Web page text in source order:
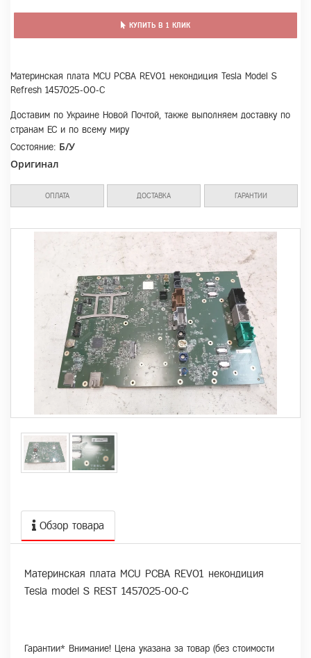
КУПИТЬ В 1 КЛИК
Материнская плата MCU PCBA REV01 некондиция Tesla Model S
Refresh 1457025-00-C
Доставим по Украине Новой Почтой, также выполняем доставку по
странам ЕС и по всему миру
Состояние: Б/У
Оригинал
ОПЛАТА ДОСТАВКА ГАРАНТИИ
Обзор товара
Материнская плата MCU PCBA REV01 некондиция
Tesla model S REST 1457025-00-C
Гарантии* Внимание! Цена указана за товар (без стоимости